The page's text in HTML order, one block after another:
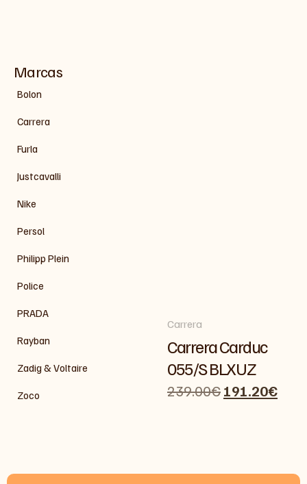
Marcas
Bolon
Carrera
Furla
Justcavalli
Nike
Persol
Philipp Plein
Police
PRADA
Rayban
Zadig & Voltaire
Zoco
Carrera
Carrera Carduc
055/S BLXUZ
239.00€191.20€